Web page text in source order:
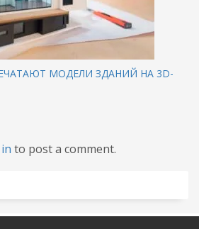
МОДЕЛИ ЗДАНИЙ НА 3D-
to post a comment.